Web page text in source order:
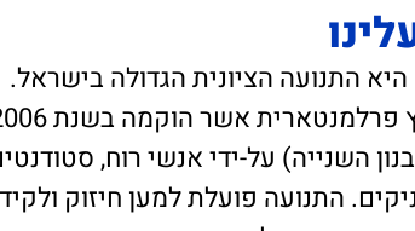
התנועה הציונית הגדולה בישראל.
השנייה) על-ידי אנשי רוח,
התנועה פועלת למען חיזוק